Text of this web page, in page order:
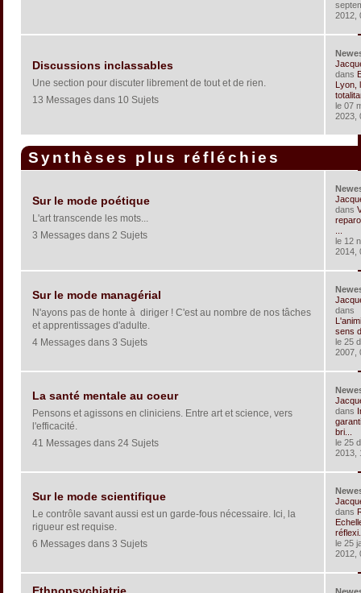
2012,
Discussions inclassables
Une section pour discuter librement de tout et de rien.
13 Messages dans 10 Sujets
dans
Lyon,
le 07
2023,
Synthèses plus réfléchies
Sur le mode poétique
L'art transcende les mots...
3 Messages dans 2 Sujets
dans
le 12
2014,
Sur le mode managérial
N'ayons pas de honte à diriger ! C'est au nombre de nos tâches
et apprentissages d'adulte.
4 Messages dans 3 Sujets
dans
sens
le 25
2007,
La santé mentale au coeur
Pensons et agissons en cliniciens. Entre art et science, vers
l'efficacité.
41 Messages dans 24 Sujets
dans
bri...
le 25
2013,
Sur le mode scientifique
Le contrôle savant aussi est un garde-fous nécessaire. Ici, la
rigueur est requise.
6 Messages dans 3 Sujets
dans
le 25
2012,